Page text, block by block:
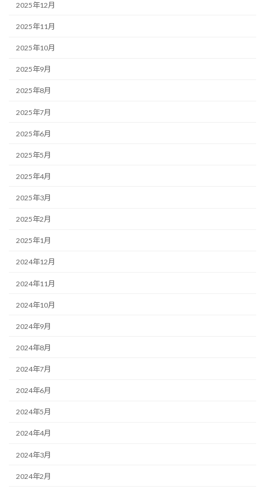
2025年12月
2025年11月
2025年10月
2025年9月
2025年8月
2025年7月
2025年6月
2025年5月
2025年4月
2025年3月
2025年2月
2025年1月
2024年12月
2024年11月
2024年10月
2024年9月
2024年8月
2024年7月
2024年6月
2024年5月
2024年4月
2024年3月
2024年2月